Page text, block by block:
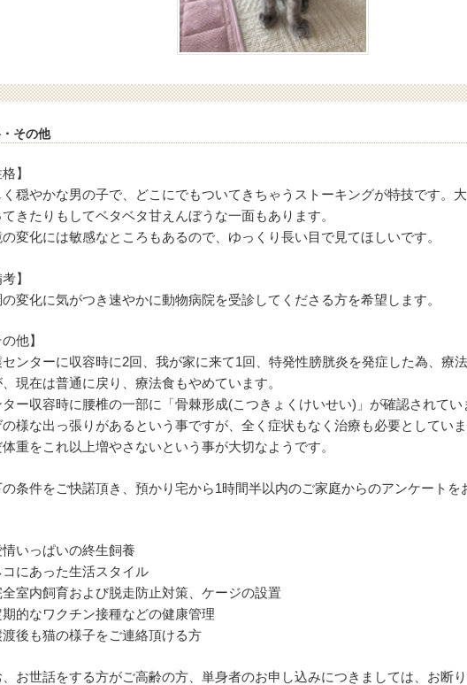
その他
格】
穏やかな男の子で、どこにでもついてきちゃうストーキングが特技です。
きたりもしてベタベタ甘えんぼうな一面もあります。
変化には敏感なところもあるので、ゆっくり長い目で見てほしいです。
考】
変化に気がつき速やかに動物病院を受診してくださる方を希望します。
の他】
ンターに収容時に2回、我が家に来て1回、特発性膀胱炎を発症した為、療
、現在は普通に戻り、療法食もやめています。
ター収容時に腰椎の一部に「骨棘形成(こつきょくけいせい)」が確認されてい
の様な出っ張りがあるという事ですが、全く症状もなく治療も必要としていま
体重をこれ以上増やさないという事が大切なようです。
の条件をご快諾頂き、預かり宅から1時間半以内のご家庭からのアンケートを
情いっぱいの終生飼養
コにあった生活スタイル
全室内飼育および脱走防止対策、ケージの設置
期的なワクチン接種などの健康管理
渡後も猫の様子をご連絡頂ける方
、お世話をする方がご高齢の方、単身者のお申し込みにつきましては、お断